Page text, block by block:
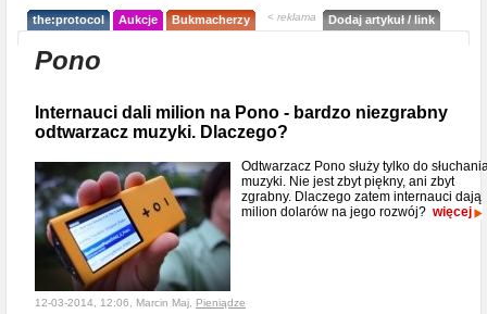
the:protocol Aukcje Bukmacherzy < reklama Dodaj artykuł / link
Pono
Internauci dali milion na Pono - bardzo niezgrabny
odtwarzacz muzyki. Dlaczego?
Odtwarzacz Pono służy tylko do
muzyki. Nie jest zbyt piękny, ani zbyt
zgrabny. Dlaczego zatem internauci dają
milion dolarów na jego rozwój? więcej
12-03-2014, 12:06, Marcin Maj, Pieniądze